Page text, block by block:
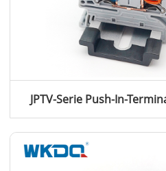
JPTV-Serie Push-In-